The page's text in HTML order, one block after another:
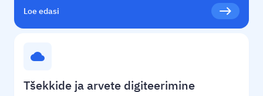
Loe edasi east
cloud
Tšekkide ja arvete digiteerimine